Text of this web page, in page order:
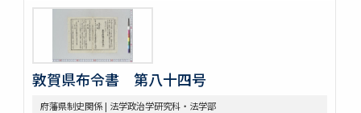
敦賀県布令書 第八十四号
府藩県制史関係 | 法学政治学研究科・法学部